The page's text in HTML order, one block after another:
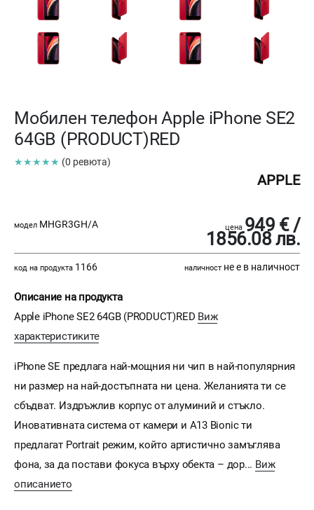
Мобилен телефон Apple iPhone SE2
64GB (PRODUCT)RED
★★★★★ (0 ревюта)
APPLE
модел MHGR3GH/A цена 949 € /
1856.08 лв.
код на продукта 1166 наличност не е в наличност
Описание на продукта
Apple iPhone SE2 64GB (PRODUCT)RED Виж
характеристиките
iPhone SE предлага най-мощния ни чип в най-популярния
ни размер на най-достъпната ни цена. Желанията ти се
сбъдват. Издръжлив корпус от алуминий и стъкло.
Иновативната система от камери и A13 Bionic ти
предлагат Portrait режим, който артистично замъглява
фона, за да постави фокуса върху обекта – дор... Виж
описанието